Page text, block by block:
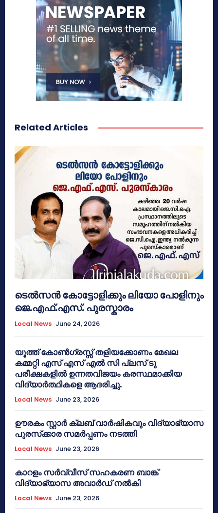
Related Articles
ടെൽസൻ കോട്ടോളിക്കും ലിയോ പോളിനും
ജെ.എഫ്.എസ്. പുരസ്കാരം
Local News June 24, 2026
യൂത്ത് കോൺഗ്രസ്സ് തളിയക്കോണം മേഖല
കമ്മറ്റി എസ് എസ് എൽ സി പ്ലസ് ടു
പരീക്ഷകളിൽ ഉന്നതവിജയം കരസ്ഥമാക്കിയ
വിദ്യാർത്ഥികളെ ആദരിച്ചു.
Local News June 23, 2026
ഊരകം സ്റ്റാർ ക്ലബ് വാർഷികവും വിദ്യാഭ്യാസ
പുരസ്‌ക്കാര സമർപ്പണം നടത്തി
Local News June 23, 2026
കാറളം സർവ്വീസ് സഹകരണ ബാങ്ക്
വിദ്യാഭ്യാസ അവാർഡ് നൽകി
Local News June 23, 2026